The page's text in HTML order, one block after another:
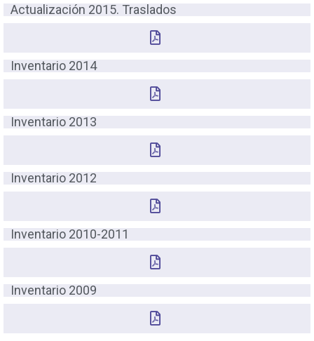
Actualización 2015. Traslados
Inventario 2014
Inventario 2013
Inventario 2012
Inventario 2010-2011
Inventario 2009